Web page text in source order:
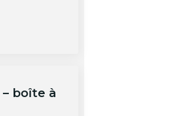
– boîte à